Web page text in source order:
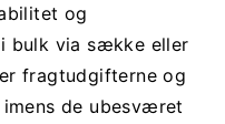
og
bulk via sække eller
fragtudgifterne og
de ubesværet